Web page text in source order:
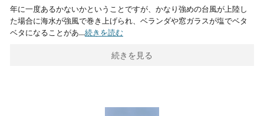
年に一度あるかないかということですが、かなり強めの台風が上陸し
た場合に海水が強風で巻き上げられ、ベランダや窓ガラスが塩でベタ
ベタになることがあ…続きを読む
続きを見る